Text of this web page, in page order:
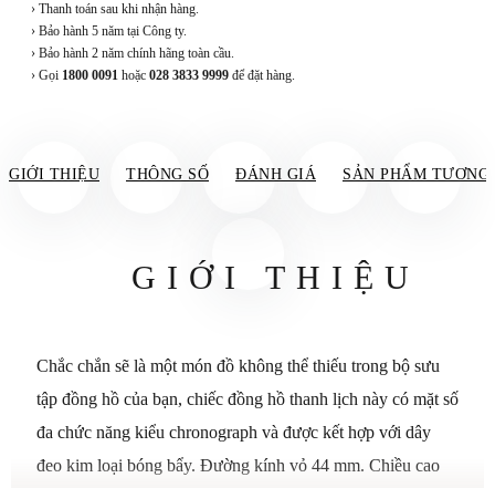
› Thanh toán sau khi nhận hàng.
› Bảo hành 5 năm tại Công ty.
› Bảo hành 2 năm chính hãng toàn cầu.
› Gọi 1800 0091 hoặc 028 3833 9999 để đặt hàng.
GIỚI THIỆU THÔNG SỐ ĐÁNH GIÁ SẢN PHẨM TƯƠNG
GIỚI THIỆU
Chắc chắn sẽ là một món đồ không thể thiếu trong bộ sưu
tập đồng hồ của bạn, chiếc đồng hồ thanh lịch này có mặt số
đa chức năng kiểu chronograph và được kết hợp với dây
đeo kim loại bóng bẩy. Đường kính vỏ 44 mm. Chiều cao